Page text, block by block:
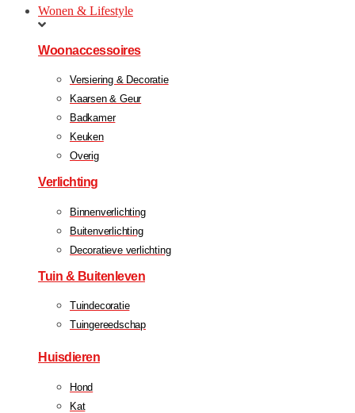
Wonen & Lifestyle
Woonaccessoires
Versiering & Decoratie
Kaarsen & Geur
Badkamer
Keuken
Overig
Verlichting
Binnenverlichting
Buitenverlichting
Decoratieve verlichting
Tuin & Buitenleven
Tuindecoratie
Tuingereedschap
Huisdieren
Hond
Kat